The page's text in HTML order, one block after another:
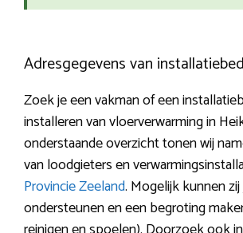
Adresgegevens van
Zoek je een vakman of een
installeren van vloerverwarming in
onderstaande overzicht tonen wij
van loodgieters en
Provincie Zeeland. Mogelijk kunnen
ondersteunen en een begroting